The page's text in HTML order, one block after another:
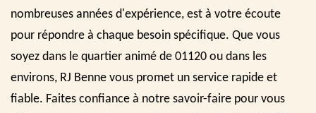
nombreuses années d'expérience, est à votre écoute
pour répondre à chaque besoin spécifique. Que vous
soyez dans le quartier animé de 01120 ou dans les
environs, RJ Benne vous promet un service rapide et
fiable. Faites confiance à notre savoir-faire pour vous